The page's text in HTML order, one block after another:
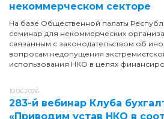
некоммерческом секторе
На базе Общественной палаты
семинар для некоммерческих
связанным с законодательством об
вопросам недопущения
использования НКО в целях
10.06.2026
283-й вебинар Клуба
«Приводим устав НКО в